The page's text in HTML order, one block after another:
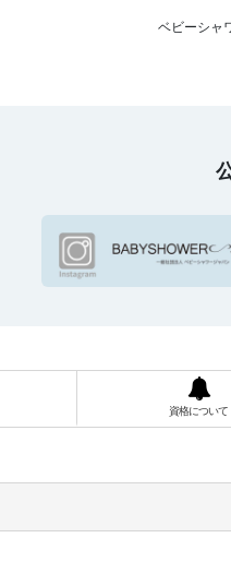
ベビーシャ
資格について